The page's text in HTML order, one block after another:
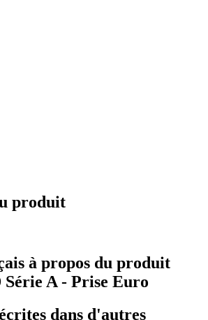
produit
à propos du produit
A - Prise Euro
dans d'autres